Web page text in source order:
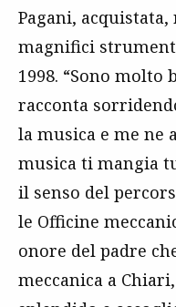
Pagani,
magnifici
1998. “Sono molto
racconta
la musica e me ne
musica ti mangia
il senso del
le Officine
onore del padre
meccanica a